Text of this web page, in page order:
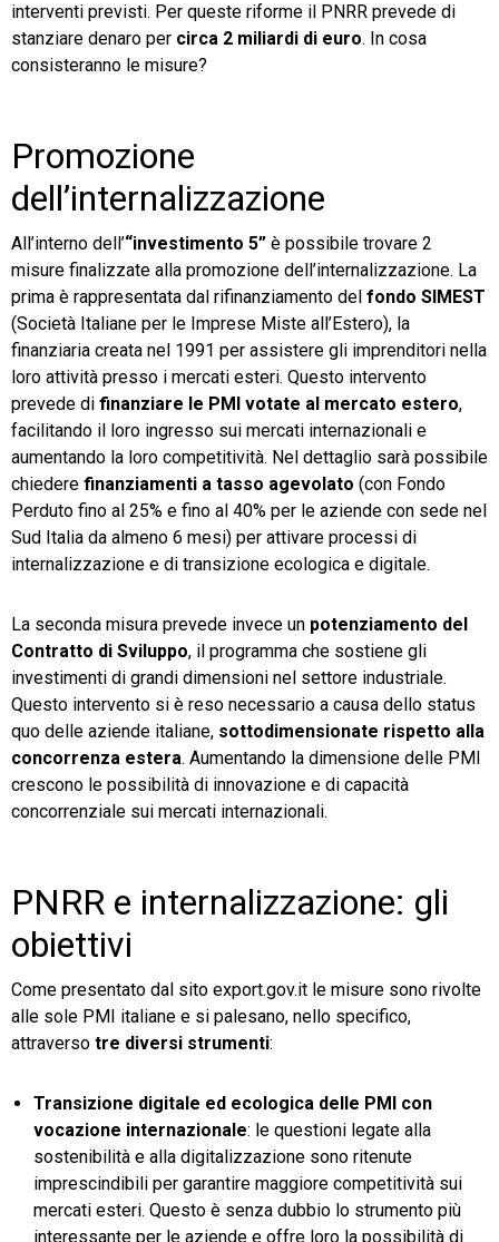
interventi previsti. Per queste riforme il PNRR prevede di
stanziare denaro per circa 2 miliardi di euro. In cosa
consisteranno le misure?
Promozione
dell’internalizzazione
All’interno dell’“investimento 5” è possibile trovare 2
misure finalizzate alla promozione dell’internalizzazione. La
prima è rappresentata dal rifinanziamento del fondo SIMEST
(Società Italiane per le Imprese Miste all’Estero), la
finanziaria creata nel 1991 per assistere gli imprenditori nella
loro attività presso i mercati esteri. Questo intervento
prevede di finanziare le PMI votate al mercato estero,
facilitando il loro ingresso sui mercati internazionali e
aumentando la loro competitività. Nel dettaglio sarà possibile
chiedere finanziamenti a tasso agevolato (con Fondo
Perduto fino al 25% e fino al 40% per le aziende con sede nel
Sud Italia da almeno 6 mesi) per attivare processi di
internalizzazione e di transizione ecologica e digitale.
La seconda misura prevede invece un potenziamento del
Contratto di Sviluppo, il programma che sostiene gli
investimenti di grandi dimensioni nel settore industriale.
Questo intervento si è reso necessario a causa dello status
quo delle aziende italiane, sottodimensionate rispetto alla
concorrenza estera. Aumentando la dimensione delle PMI
crescono le possibilità di innovazione e di capacità
concorrenziale sui mercati internazionali.
PNRR e internalizzazione: gli
obiettivi
Come presentato dal sito export.gov.it le misure sono rivolte
alle sole PMI italiane e si palesano, nello specifico,
attraverso tre diversi strumenti:
Transizione digitale ed ecologica delle PMI con
vocazione internazionale: le questioni legate alla
sostenibilità e alla digitalizzazione sono ritenute
imprescindibili per garantire maggiore competitività sui
mercati esteri. Questo è senza dubbio lo strumento più
interessante per le aziende e offre loro la possibilità di